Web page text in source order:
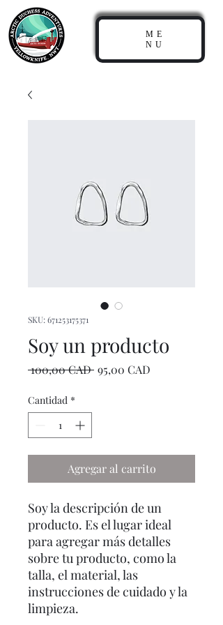
ME
NU
SKU: 671253175371
Soy un producto
100,00 CAD Precio
95,00 CAD
Cantidad *
Agregar al carrito
Soy la descripción de un
producto. Es el lugar ideal
para agregar más detalles
sobre tu producto, como la
talla, el material, las
instrucciones de cuidado y la
limpieza.